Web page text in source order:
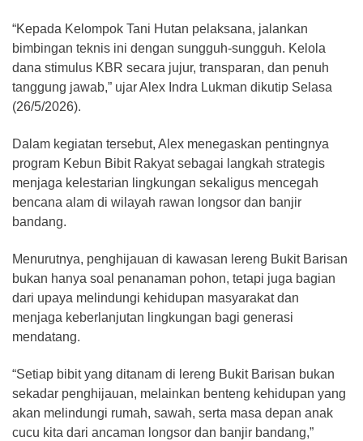
“Kepada Kelompok Tani Hutan pelaksana, jalankan
bimbingan teknis ini dengan sungguh-sungguh. Kelola
dana stimulus KBR secara jujur, transparan, dan penuh
tanggung jawab,” ujar Alex Indra Lukman dikutip Selasa
(26/5/2026).
Dalam kegiatan tersebut, Alex menegaskan pentingnya
program Kebun Bibit Rakyat sebagai langkah strategis
menjaga kelestarian lingkungan sekaligus mencegah
bencana alam di wilayah rawan longsor dan banjir
bandang.
Menurutnya, penghijauan di kawasan lereng Bukit Barisan
bukan hanya soal penanaman pohon, tetapi juga bagian
dari upaya melindungi kehidupan masyarakat dan
menjaga keberlanjutan lingkungan bagi generasi
mendatang.
“Setiap bibit yang ditanam di lereng Bukit Barisan bukan
sekadar penghijauan, melainkan benteng kehidupan yang
akan melindungi rumah, sawah, serta masa depan anak
cucu kita dari ancaman longsor dan banjir bandang,”